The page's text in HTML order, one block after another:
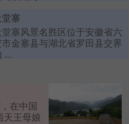
寨
寨风景名胜区位于安徽省六
金寨县与湖北省罗田县交界
...
在中国
天王母娘